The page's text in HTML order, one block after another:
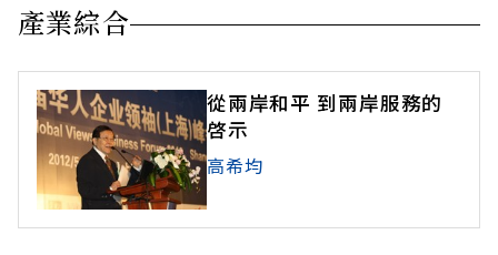
產業綜合
從兩岸和平 到兩岸服務的
啓示
高希均